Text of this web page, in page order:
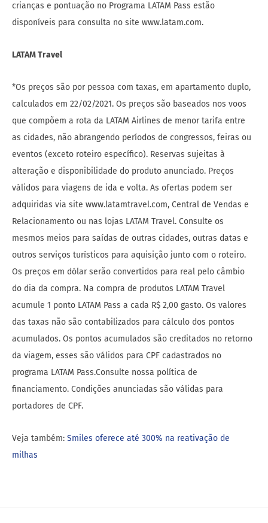
crianças e pontuação no Programa LATAM Pass estão
disponíveis para consulta no site www.latam.com.
LATAM Travel
*Os preços são por pessoa com taxas, em apartamento duplo,
calculados em 22/02/2021. Os preços são baseados nos voos
que compõem a rota da LATAM Airlines de menor tarifa entre
as cidades, não abrangendo períodos de congressos, feiras ou
eventos (exceto roteiro específico). Reservas sujeitas à
alteração e disponibilidade do produto anunciado. Preços
válidos para viagens de ida e volta. As ofertas podem ser
adquiridas via site www.latamtravel.com, Central de Vendas e
Relacionamento ou nas lojas LATAM Travel. Consulte os
mesmos meios para saídas de outras cidades, outras datas e
outros serviços turísticos para aquisição junto com o roteiro.
Os preços em dólar serão convertidos para real pelo câmbio
do dia da compra. Na compra de produtos LATAM Travel
acumule 1 ponto LATAM Pass a cada R$ 2,00 gasto. Os valores
das taxas não são contabilizados para cálculo dos pontos
acumulados. Os pontos acumulados são creditados no retorno
da viagem, esses são válidos para CPF cadastrados no
programa LATAM Pass.Consulte nossa política de
financiamento. Condições anunciadas são válidas para
portadores de CPF.
Veja também: Smiles oferece até 300% na reativação de
milhas